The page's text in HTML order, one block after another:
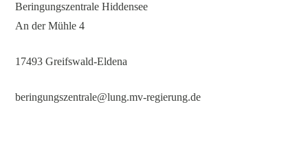
Beringungszentrale Hiddensee
An der Mühle 4
17493 Greifswald-Eldena
beringungszentrale@lung.mv-regierung.de